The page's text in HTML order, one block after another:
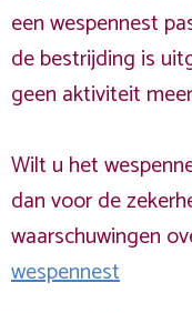
een wespennest
de bestrijding is
geen aktiviteit
Wilt u het
dan voor de
waarschuwingen
wespennest